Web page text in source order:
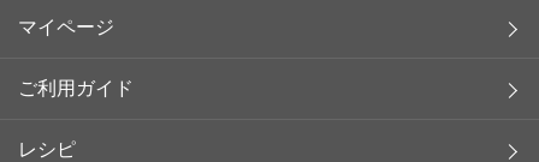
マイページ
ご利用ガイド
レシピ